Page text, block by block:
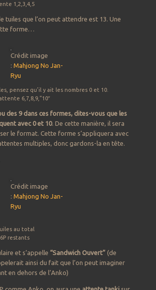
1,2,3,4,5
tuiles que l’on peut attendre est 13. Une
forme…
Crédit image
:MahjongNo Jan-
Ryu
pensez qu’il y ait les nombres 0 et 10.
6,7,8,9,”10″
des 9 dans ces formes, dites-vous que les
avec 0 et 10. De cette manière, il sera
le format. Cette forme s’appliquera avec
multiples, donc gardons-la en tête.
Crédit image
:MahjongNo Jan-
Ryu
au total
6P restants
et s’appelle “Sandwich Ouvert”(de
ainsi du fait que l’on peut imaginer
en dehors de l’Anko)